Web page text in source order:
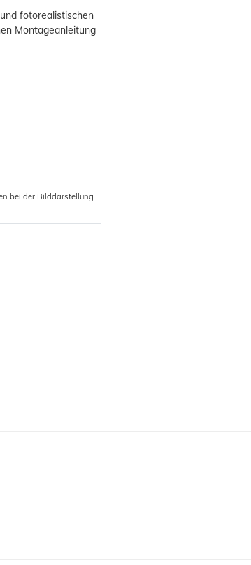
fotorealistischen
Montageanleitung
bei der Bilddarstellung